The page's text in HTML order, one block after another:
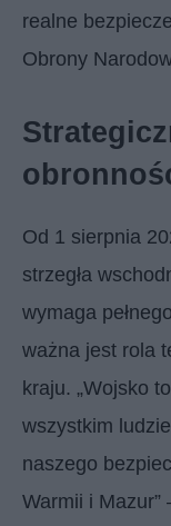
realne
Obrony
Od 1 sierpnia
strzegła
wymaga
ważna jest rola
kraju. „Wojsko
wszystkim
naszego
Warmii i Mazur”